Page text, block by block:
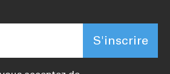
S'inscrire